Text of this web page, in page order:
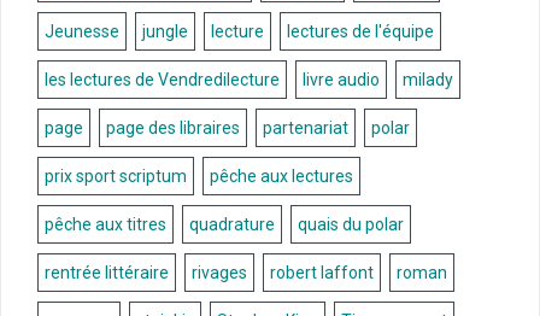
Jeunesse jungle lecture lectures de l'équipe
les lectures de Vendredilecture livre audio milady
page page des libraires partenariat polar
prix sport scriptum pêche aux lectures
pêche aux titres quadrature quais du polar
rentrée littéraire rivages robert laffont roman